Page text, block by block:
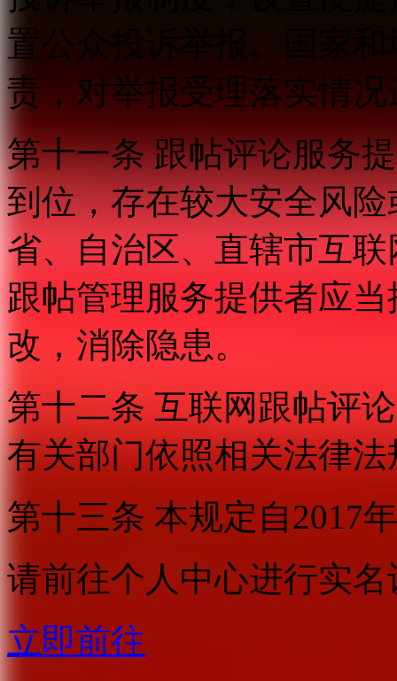
置公众投诉举报。国家
责，对举报受理落实情
第十一条 跟帖评论服务
到位，存在较大安全风
省、自治区、直辖市互
跟帖管理服务提供者应
改，消除隐患。
第十二条 互联网跟帖评
有关部门依照相关法律
第十三条 本规定自2017
请前往个人中心进行实名
立即前往